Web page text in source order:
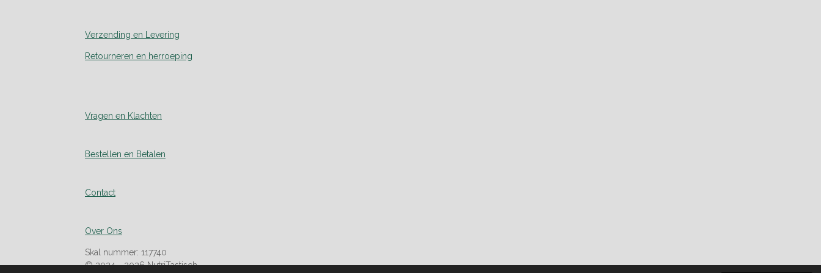
Verzending en Levering
Retourneren en herroeping
Vragen en Klachten
Bestellen en Betalen
Contact
Over Ons
Skal nummer: 117740
© 2024 - 2026 NutriTastisch